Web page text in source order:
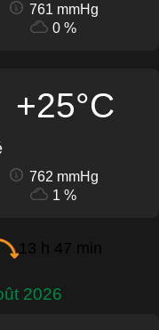
761 mmHg
0 %
+25°C
762 mmHg
1 %
13 h 47 min
2026